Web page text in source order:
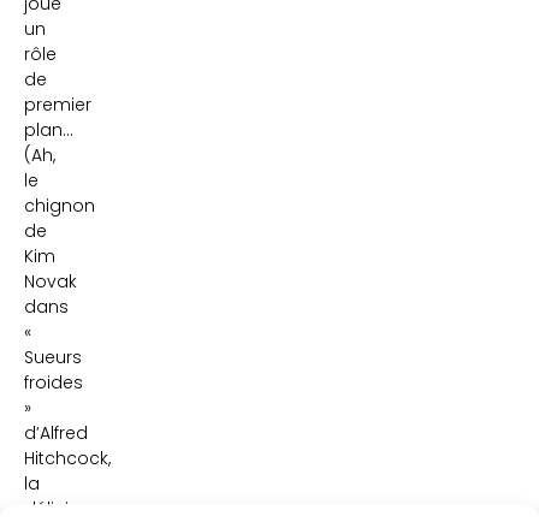
un
rôle
de
premier
plan…
(Ah,
le
chignon
de
Kim
Novak
dans
«
Sueurs
froides
»
d’Alfred
Hitchcock,
la
délicieuse